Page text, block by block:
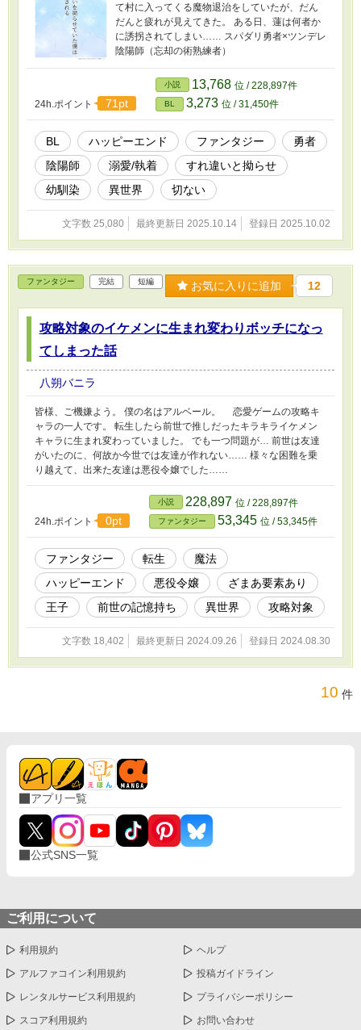
て村に入ってくる魔物退治をしていたが、だん
だんと疲れが見えてきた。 ある日、蓮は何者か
に誘拐されてしまい…… スパダリ勇者×ツンデレ
陰陽師（忘却の術熟練者）
24h.ポイント 71pt
小説 13,768 位 / 228,897件
BL 3,273 位 / 31,450件
BL ハッピーエンド ファンタジー
勇者
陰陽師
溺愛/執着
すれ違いと拗らせ
幼馴染
異世界 切ない
文字数 25,080 最終更新日 2025.10.14 登録日 2025.10.02
ファンタジー 完結 短編 お気に入りに追加 12
攻略対象のイケメンに生まれ変わりボッチになっ
てしまった話
八朔バニラ
皆様、ご機嫌よう。 僕の名はアルベール。 恋愛ゲームの攻略キ
ャラの一人です。 転生したら前世で推しだったキラキライケメン
キャラに生まれ変わっていました。 でも一つ問題が… 前世は友達
がいたのに、何故か今世では友達が作れない…… 様々な困難を乗
り越えて、出来た友達は悪役令嬢でした……
24h.ポイント 0pt
小説 228,897 位 / 228,897件
ファンタジー 53,345 位 / 53,345件
ファンタジー 転生
魔法
ハッピーエンド
悪役令嬢
ざまあ要素あり
王子
前世の記憶持ち 異世界 攻略対象
文字数 18,402 最終更新日 2024.09.26 登録日 2024.08.30
10 件
アプリ一覧
公式SNS一覧
ご利用について
利用規約 ヘルプ
アルファコイン利用規約 投稿ガイドライン
レンタルサービス利用規約 プライバシーポリシー
スコア利用規約 お問い合わせ